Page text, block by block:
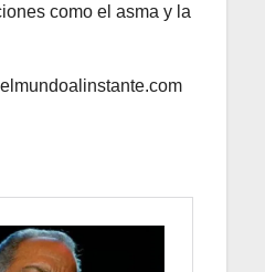
como el asma y la